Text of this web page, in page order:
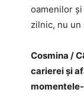
oamenilor
zilnic, nu
Cosmina /
carierei și